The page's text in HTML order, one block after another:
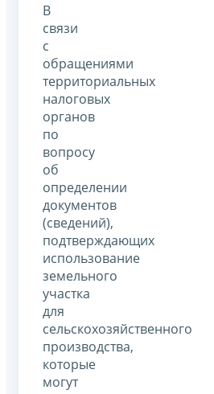
В
связи
с
обращениями
территориальных
налоговых
органов
по
вопросу
об
определении
документов
(сведений),
подтверждающих
использование
земельного
участка
для
сельскохозяйственного
производства,
которые
могут